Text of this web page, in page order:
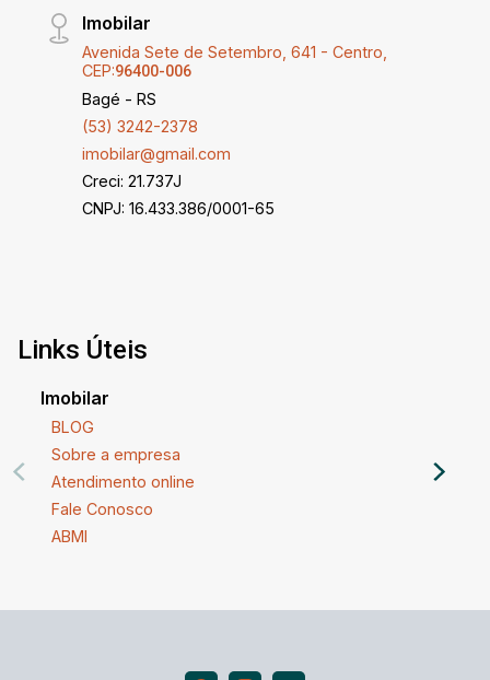
Imobilar
Avenida Sete de Setembro, 641 - Centro,
CEP:96400-006
Bagé - RS
(53) 3242-2378
imobilar@gmail.com
Creci: 21.737J
CNPJ: 16.433.386/0001-65
Links Úteis
Imobilar
BLOG
Sobre a empresa
Atendimento online
Fale Conosco
ABMI